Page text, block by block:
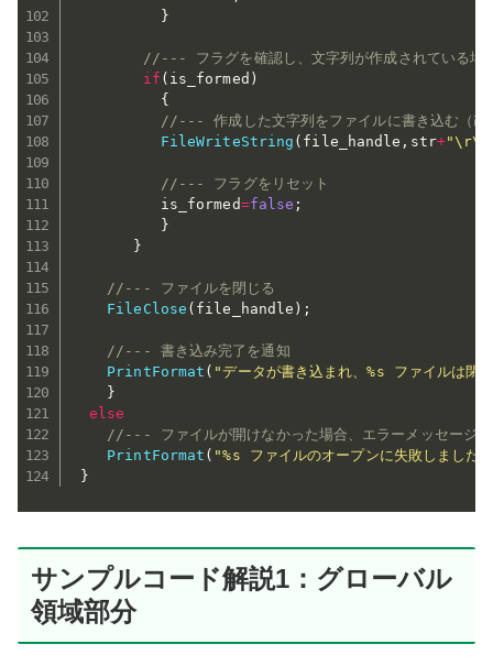
}
//--- フラグを確認し、文字列が作成されている場
if ( is_formed )
{
//--- 作成した文字列をファイルに書き込む（改
FileWriteString ( file_handle , str+
//--- フラグをリセット
          is_formed
=false ;
}
}
//--- ファイルを閉じる
FileClose ( file_handle ) ;
//--- 書き込み完了を通知
PrintFormat ( "データが書き込まれ、%s ファイルは閉
}
else
//--- ファイルが開けなかった場合、エラーメッセージ
PrintFormat ( "%s ファイルのオープンに失敗しました
}
サンプルコード解説1：グローバル
領域部分